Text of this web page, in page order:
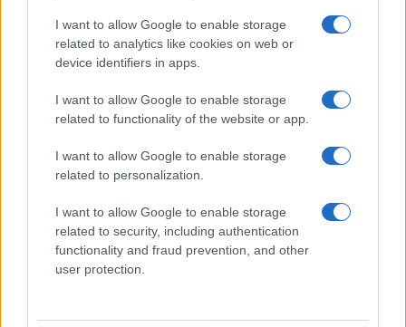
I want to allow Google to enable storage
related to analytics like cookies on web or
device identifiers in apps.
I want to allow Google to enable storage
related to functionality of the website or app.
I want to allow Google to enable storage
related to personalization.
I want to allow Google to enable storage
related to security, including authentication
functionality and fraud prevention, and other
user protection.
Martina Agostina Diturco
I nostri cari
I nostri cari
I nostri cari